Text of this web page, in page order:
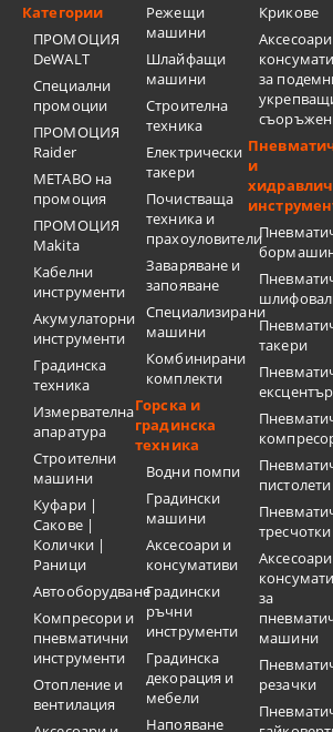
Категории
ПРОМОЦИЯ
DeWALT
Специални
промоции
ПРОМОЦИЯ
Raider
METABO на
промоция
ПРОМОЦИЯ
Makita
Кабелни
инструменти
Акумулаторни
инструменти
Градинска
техника
Измервателна
апаратура
Строителни
машини
Куфари |
Сакове |
Колички |
Раници
Автооборудване
Компресори и
пневматични
инструменти
Отопление и
вентилация
Режещи
машини
Шлайфащи
машини
Строителна
техника
Електрически
такери
Почистваща
техника и
прахоуловители
Заваряване и
запояване
Специализирани
машини
Комбинирани
комплекти
Горска и
градинска
техника
Водни помпи
Градински
машини
Аксесоари и
консумативи
Градински
ръчни
инструменти
Градинска
декорация и
мебели
Напояване
Крикове
за
и
такери
пистолети
тресчотки
за
машини
резачки